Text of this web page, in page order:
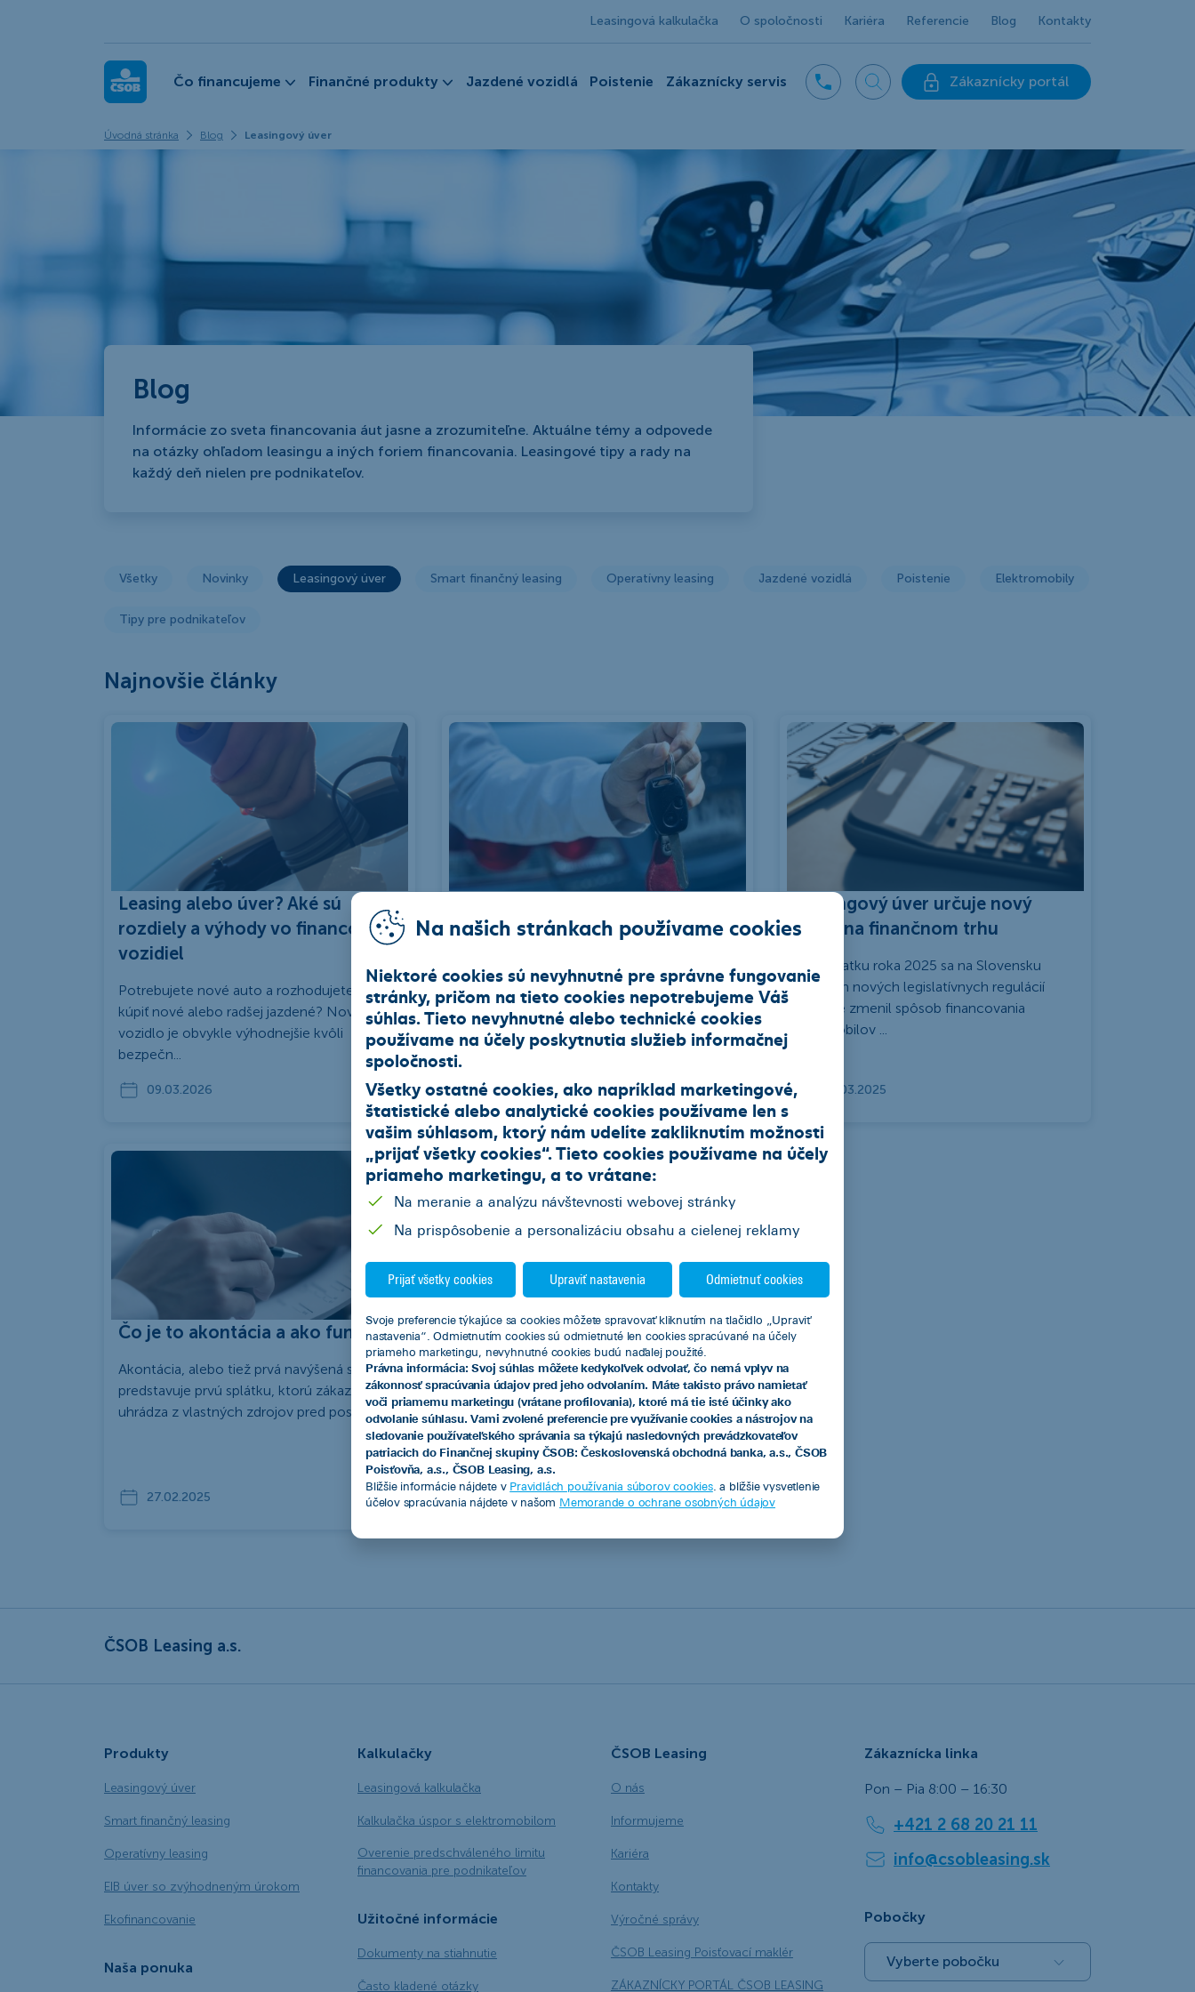
ČSOB Leasing
Čo financujeme Finančné produkty Jazdené vozidlá Poistenie Zákaznícky servis Zákaznícky portál
Leasingová kalkulačka O spoločnosti Kariéra Referencie Blog Kontakty
Úvodná stránka Blog Leasingový úver
Blog
Informácie zo sveta financovania áut jasne a zrozumiteľne. Aktuálne témy a odpovede
na otázky ohľadom leasingu a iných foriem financovania. Leasingové tipy a rady na
každý deň nielen pre podnikateľov.
Všetky Novinky Leasingový úver Smart finančný leasing Operatívny leasing Jazdené vozidlá Poistenie Elektromobily
Tipy pre podnikateľov
Najnovšie články
Leasing alebo úver? Aké sú
rozdiely a výhody vo financovaní
vozidiel
Potrebujete nové auto a rozhodujete sa, či
kúpiť nové alebo radšej jazdené? Nové
vozidlo je obvykle výhodnejšie kvôli
bezpečn...
09.03.2026
Praktický sprievodca výberom
firmu
Slovenský lízingový trh sa mení. Rastúce
ceny áut, rýchly technologický pokrok a
nové emisné normy nútia firmy
prehodnocovať ...
19.08.2025
Leasingový úver určuje nový
trend na finančnom trhu
Od začiatku roka 2025 sa na Slovensku
vplyvom nových legislatívnych regulácií
zásadne zmenil spôsob financovania
automobilov ...
18.03.2025
Čo je to akontácia a ako funguje?
Akontácia, alebo tiež prvá navýšená splátka,
predstavuje prvú splátku, ktorú zákazník
uhrádza z vlastných zdrojov pred poskyt...
27.02.2025
Podmienky finančného lízingu sa
od roku 2025 menia – aká je jeho
alternatíva?
Od januára 2025 priniesla legislatívna zmena
zásadnú transformáciu finančných lízingov
na Slovensku, čo ovplyvnilo podnikateľ...
24.01.2025
ČSOB Leasing a.s.
Produkty
Leasingový úver
Smart finančný leasing
Operatívny leasing
EIB úver so zvýhodneným úrokom
Ekofinancovanie
Naša ponuka
Kalkulačky
Leasingová kalkulačka
Kalkulačka úspor s elektromobilom
Overenie predschváleného limitu
financovania pre podnikateľov
Užitočné informácie
Dokumenty na stiahnutie
Často kladené otázky
ČSOB Leasing
O nás
Informujeme
Kariéra
Kontakty
Výročné správy
ČSOB Leasing Poisťovací maklér
ZÁKAZNÍCKY PORTÁL ČSOB LEASING
Zákaznícka linka
Pon – Pia 8:00 – 16:30
+421 2 68 20 21 11
info@csobleasing.sk
Pobočky
Vyberte pobočku
Na našich stránkach používame cookies
Niektoré cookies sú nevyhnutné pre správne fungovanie
stránky, pričom na tieto cookies nepotrebujeme Váš
súhlas. Tieto nevyhnutné alebo technické cookies
používame na účely poskytnutia služieb informačnej
spoločnosti.
Všetky ostatné cookies, ako napríklad marketingové,
štatistické alebo analytické cookies používame len s
vašim súhlasom, ktorý nám udelíte zakliknutím možnosti
„prijať všetky cookies“. Tieto cookies používame na účely
priameho marketingu, a to vrátane:
Na meranie a analýzu návštevnosti webovej stránky
Na prispôsobenie a personalizáciu obsahu a cielenej reklamy
Prijať všetky cookies Upraviť nastavenia Odmietnuť cookies
Svoje preferencie týkajúce sa cookies môžete spravovať kliknutím na tlačidlo „Upraviť
nastavenia“. Odmietnutím cookies sú odmietnuté len cookies spracúvané na účely
priameho marketingu, nevyhnutné cookies budú naďalej použité.
Právna informácia: Svoj súhlas môžete kedykoľvek odvolať, čo nemá vplyv na
zákonnosť spracúvania údajov pred jeho odvolaním. Máte takisto právo namietať
voči priamemu marketingu (vrátane profilovania), ktoré má tie isté účinky ako
odvolanie súhlasu. Vami zvolené preferencie pre využívanie cookies a nástrojov na
sledovanie používateľského správania sa týkajú nasledovných prevádzkovateľov
patriacich do Finančnej skupiny ČSOB: Československá obchodná banka, a.s., ČSOB
Poisťovňa, a.s., ČSOB Leasing, a.s.
Bližšie informácie nájdete v Pravidlách používania súborov cookies. a bližšie vysvetlenie
účelov spracúvania nájdete v našom Memorande o ochrane osobných údajov